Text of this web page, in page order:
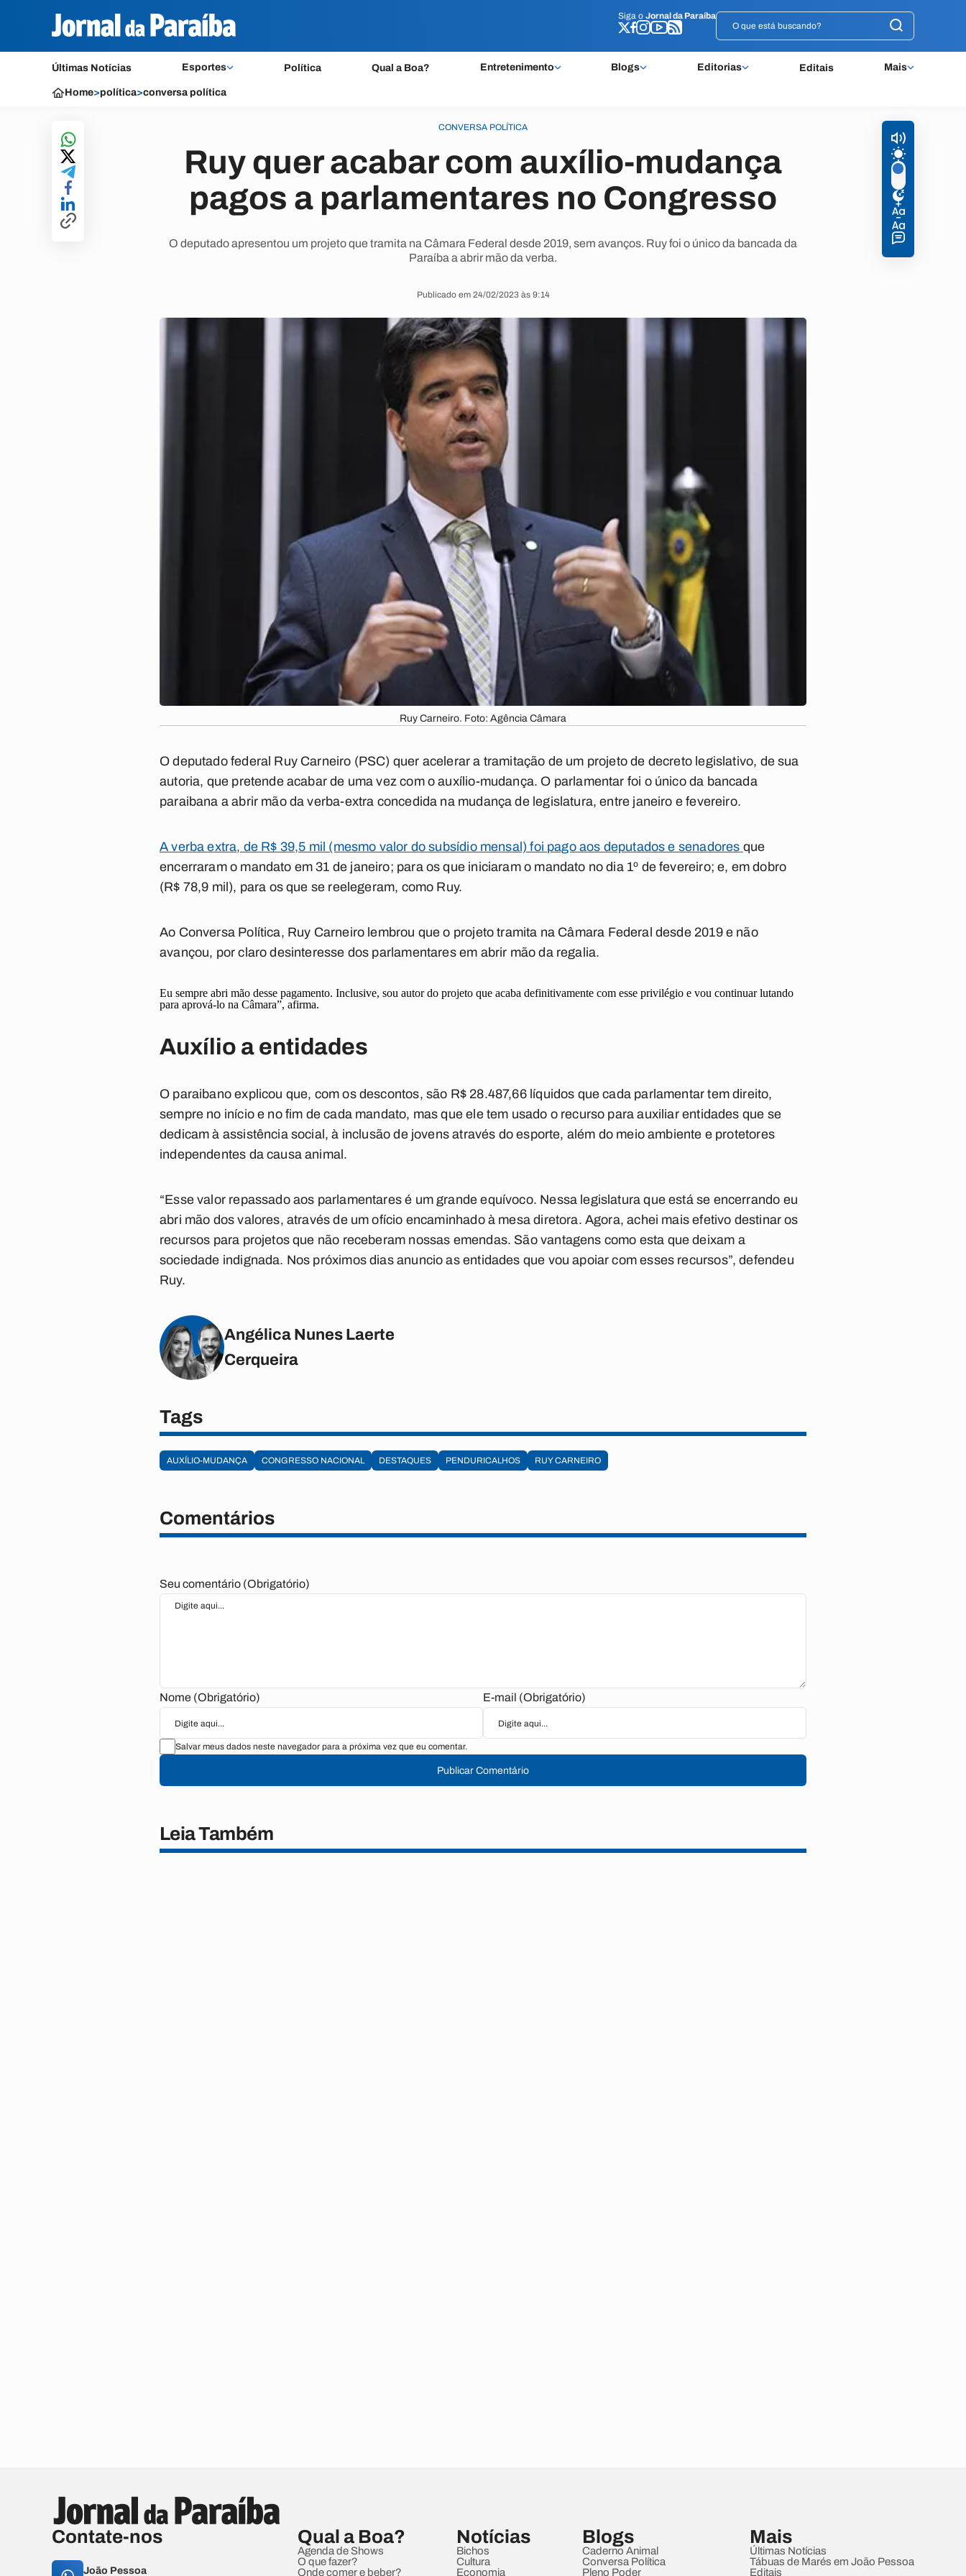
Siga o Jornal da Paraíba
Últimas Notícias Esportes Política Qual a Boa? Entretenimento Blogs Editorias Editais Mais
Siga o Jornal da Paraíba
Home>política>conversa política
CONVERSA POLÍTICA
Ruy quer acabar com auxílio-mudança
pagos a parlamentares no Congresso
O deputado apresentou um projeto que tramita na Câmara Federal desde 2019, sem avanços. Ruy foi o único da bancada da
Paraíba a abrir mão da verba.
Publicado em 24/02/2023 às 9:14
Ruy Carneiro. Foto: Agência Câmara
O deputado federal Ruy Carneiro (PSC) quer acelerar a tramitação de um projeto de decreto legislativo, de sua
autoria, que pretende acabar de uma vez com o auxílio-mudança. O parlamentar foi o único da bancada
paraibana a abrir mão da verba-extra concedida na mudança de legislatura, entre janeiro e fevereiro.
A verba extra, de R$ 39,5 mil (mesmo valor do subsídio mensal) foi pago aos deputados e senadores que
encerraram o mandato em 31 de janeiro; para os que iniciaram o mandato no dia 1º de fevereiro; e, em dobro
(R$ 78,9 mil), para os que se reelegeram, como Ruy.
Ao Conversa Política, Ruy Carneiro lembrou que o projeto tramita na Câmara Federal desde 2019 e não
avançou, por claro desinteresse dos parlamentares em abrir mão da regalia.
Eu sempre abri mão desse pagamento. Inclusive, sou autor do projeto que acaba definitivamente com esse privilégio e vou continuar lutando
para aprová-lo na Câmara”, afirma.
Auxílio a entidades
O paraibano explicou que, com os descontos, são R$ 28.487,66 líquidos que cada parlamentar tem direito,
sempre no início e no fim de cada mandato, mas que ele tem usado o recurso para auxiliar entidades que se
dedicam à assistência social, à inclusão de jovens através do esporte, além do meio ambiente e protetores
independentes da causa animal.
“Esse valor repassado aos parlamentares é um grande equívoco. Nessa legislatura que está se encerrando eu
abri mão dos valores, através de um ofício encaminhado à mesa diretora. Agora, achei mais efetivo destinar os
recursos para projetos que não receberam nossas emendas. São vantagens como esta que deixam a
sociedade indignada. Nos próximos dias anuncio as entidades que vou apoiar com esses recursos”, defendeu
Ruy.
Angélica Nunes Laerte
Cerqueira
Tags
AUXÍLIO-MUDANÇA CONGRESSO NACIONAL DESTAQUES PENDURICALHOS RUY CARNEIRO
Comentários
Seu comentário (Obrigatório)
Nome (Obrigatório) E-mail (Obrigatório)
Salvar meus dados neste navegador para a próxima vez que eu comentar.
Publicar Comentário
Leia Também
Contate-nos
João Pessoa
Qual a Boa?
Agenda de Shows
O que fazer?
Onde comer e beber?
Notícias
Bichos
Cultura
Economia
Blogs
Caderno Animal
Conversa Política
Pleno Poder
Mais
Últimas Notícias
Tábuas de Marés em João Pessoa
Editais